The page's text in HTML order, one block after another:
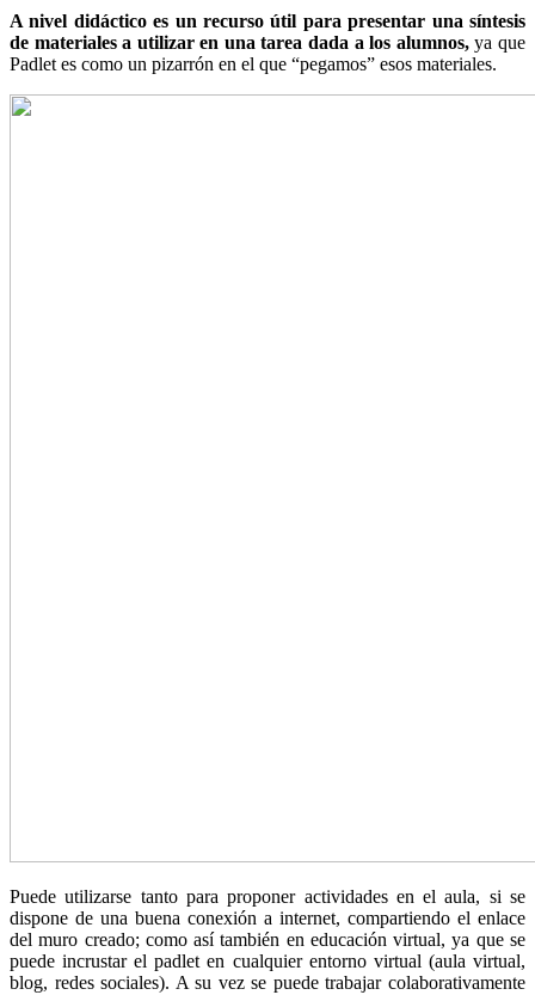
A nivel didáctico es un recurso útil para presentar una síntesis
de materiales a utilizar en una tarea dada a los alumnos,ya que
Padlet es como un pizarrón en el que “pegamos” esos materiales.
Puede utilizarse tanto para proponer actividades en el aula, si se
dispone de una buena conexión a internet, compartiendo el enlace
del muro creado; como así también en educación virtual, ya que se
puede incrustar el padlet en cualquier entorno virtual (aula virtual,
blog, redes sociales). A su vez se puede trabajar colaborativamente